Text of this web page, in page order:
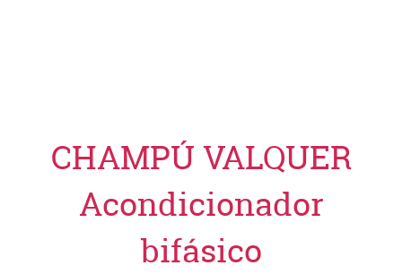
CHAMPÚ VALQUER
Acondicionador
bifásico